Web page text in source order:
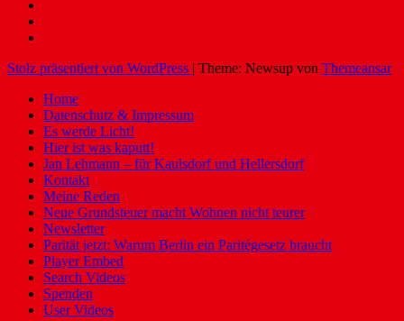
Stolz präsentiert von WordPress | Theme: Newsup von Themeansar
Home
Datenschutz & Impressum
Es werde Licht!
Hier ist was kaputt!
Jan Lehmann – für Kaulsdorf und Hellersdorf
Kontakt
Meine Reden
Neue Grundsteuer macht Wohnen nicht teurer
Newsletter
Parität jetzt: Warum Berlin ein Paritégesetz braucht
Player Embed
Search Videos
Spenden
User Videos